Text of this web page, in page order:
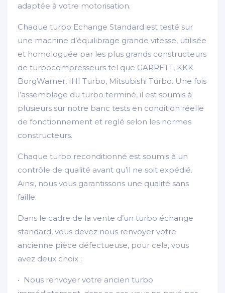
adaptée à votre motorisation.
Chaque turbo Echange Standard est testé sur
une machine d’équilibrage grande vitesse, utilisée
et homologuée par les plus grands constructeurs
de turbocompresseurs tel que GARRETT, KKK
BorgWarner, IHI Turbo, Mitsubishi Turbo. Une fois
l’assemblage du turbo terminé, il est soumis à
plusieurs sur notre banc tests en condition réelle
de fonctionnement et reglé selon les normes
constructeurs.
Chaque turbo reconditionné est soumis à un
contrôle de qualité avant qu’il ne soit expédié.
Ainsi, nous vous garantissons une qualité sans
faille.
Dans le cadre de la vente d’un turbo échange
standard, vous devez nous renvoyer votre
ancienne pièce défectueuse, pour cela, vous
avez deux choix :
• Nous renvoyer votre ancien turbo